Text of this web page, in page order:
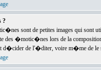
?
sont de petites images qui sont
�motic�nes lors de la composition
d�cider de l'�diter, voire m�me de le